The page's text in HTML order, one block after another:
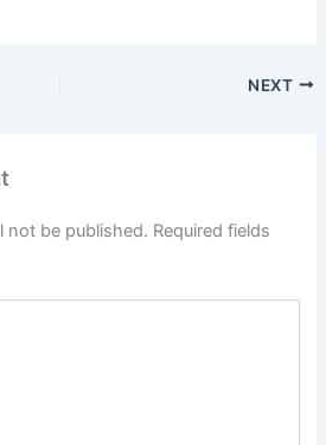
NEXT
not be published. Required fields